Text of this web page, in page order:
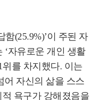
함(25.9%)’이 주된 자
‘자유로운 개인 생활
위를 차지했다. 이는
어 자신의 삶을 스스
욕구가 강해졌음을